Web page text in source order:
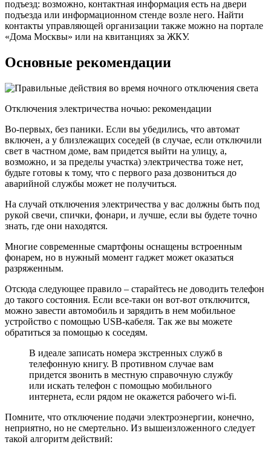
подъезд: возможно, контактная информация есть на двери
подъезда или информационном стенде возле него. Найти
контакты управляющей организации также можно на портале
«Дома Москвы» или на квитанциях за ЖКУ.
Основные рекомендации
Отключения электричества ночью: рекомендации
Во-первых, без паники. Если вы убедились, что автомат
включен, а у близлежащих соседей (в случае, если отключили
свет в частном доме, вам придется выйти на улицу, а,
возможно, и за пределы участка) электричества тоже нет,
будьте готовы к тому, что с первого раза дозвониться до
аварийной службы может не получиться.
На случай отключения электричества у вас должны быть под
рукой свечи, спички, фонари, и лучше, если вы будете точно
знать, где они находятся.
Многие современные смартфоны оснащены встроенным
фонарем, но в нужный момент гаджет может оказаться
разряженным.
Отсюда следующее правило – старайтесь не доводить телефон
до такого состояния. Если все-таки он вот-вот отключится,
можно завести автомобиль и зарядить в нем мобильное
устройство с помощью USB-кабеля. Так же вы можете
обратиться за помощью к соседям.
В идеале записать номера экстренных служб в
телефонную книгу. В противном случае вам
придется звонить в местную справочную службу
или искать телефон с помощью мобильного
интернета, если рядом не окажется рабочего wi-fi.
Помните, что отключение подачи электроэнергии, конечно,
неприятно, но не смертельно. Из вышеизложенного следует
такой алгоритм действий: